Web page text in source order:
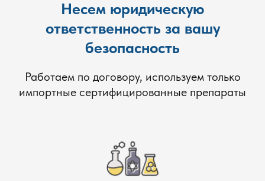
Несем юридическую
ответственность за вашу
безопасность
Работаем по договору, используем только
импортные сертифицированные препараты